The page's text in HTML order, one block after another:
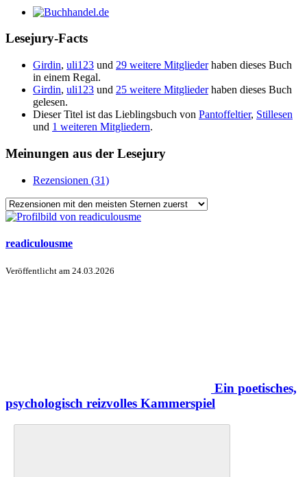
Lesejury-Facts
Girdin, uli123 und 29 weitere Mitgliederhaben dieses Buch
in einem Regal.
Girdin, uli123 und 25 weitere Mitgliederhaben dieses Buch
gelesen.
Dieser Titel ist das Lieblingsbuch von Pantoffeltier, Stillesen
und 1 weiteren Mitgliedern.
Meinungen aus der Lesejury
Rezensionen (31)
readiculousme
Veröffentlicht am 24.03.2026
Ein poetisches,
psychologisch reizvolles Kammerspiel